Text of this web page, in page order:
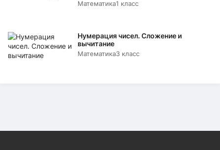
Математика1 класс
Нумерация чисел. Сложение и
вычитание
Математика3 класс